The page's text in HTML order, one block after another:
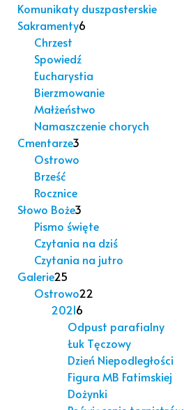
Komunikaty duszpasterskie
Sakramenty6
Chrzest
Spowiedź
Eucharystia
Bierzmowanie
Małżeństwo
Namaszczenie chorych
Cmentarze3
Ostrowo
Brześć
Rocznice
Słowo Boże3
Pismo święte
Czytania na dziś
Czytania na jutro
Galerie25
Ostrowo22
20216
Odpust parafialny
Łuk Tęczowy
Dzień Niepodległości
Figura MB Fatimskiej
Dożynki